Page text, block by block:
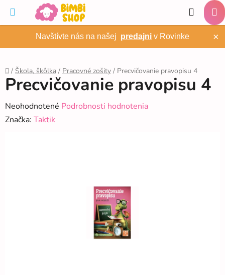
obsah
Navštívte nás na našej predajni v Rovinke ×
Hľadať
Domov
/ Škola, škôlka / Pracovné zošity / Precvičovanie pravopisu 4
Precvičovanie pravopisu 4
Priemerné
hodnotenie
Neohodnotené Podrobnosti hodnotenia
Značka: Taktik